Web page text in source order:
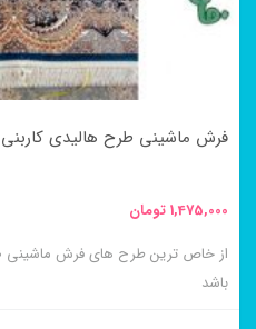
ها
صفحه
انتخاب
شوند
فرش ماشینی طرح هالیدی کاربنی ۷۰۰ شانه کاشان
1,475,000تومان
باشد